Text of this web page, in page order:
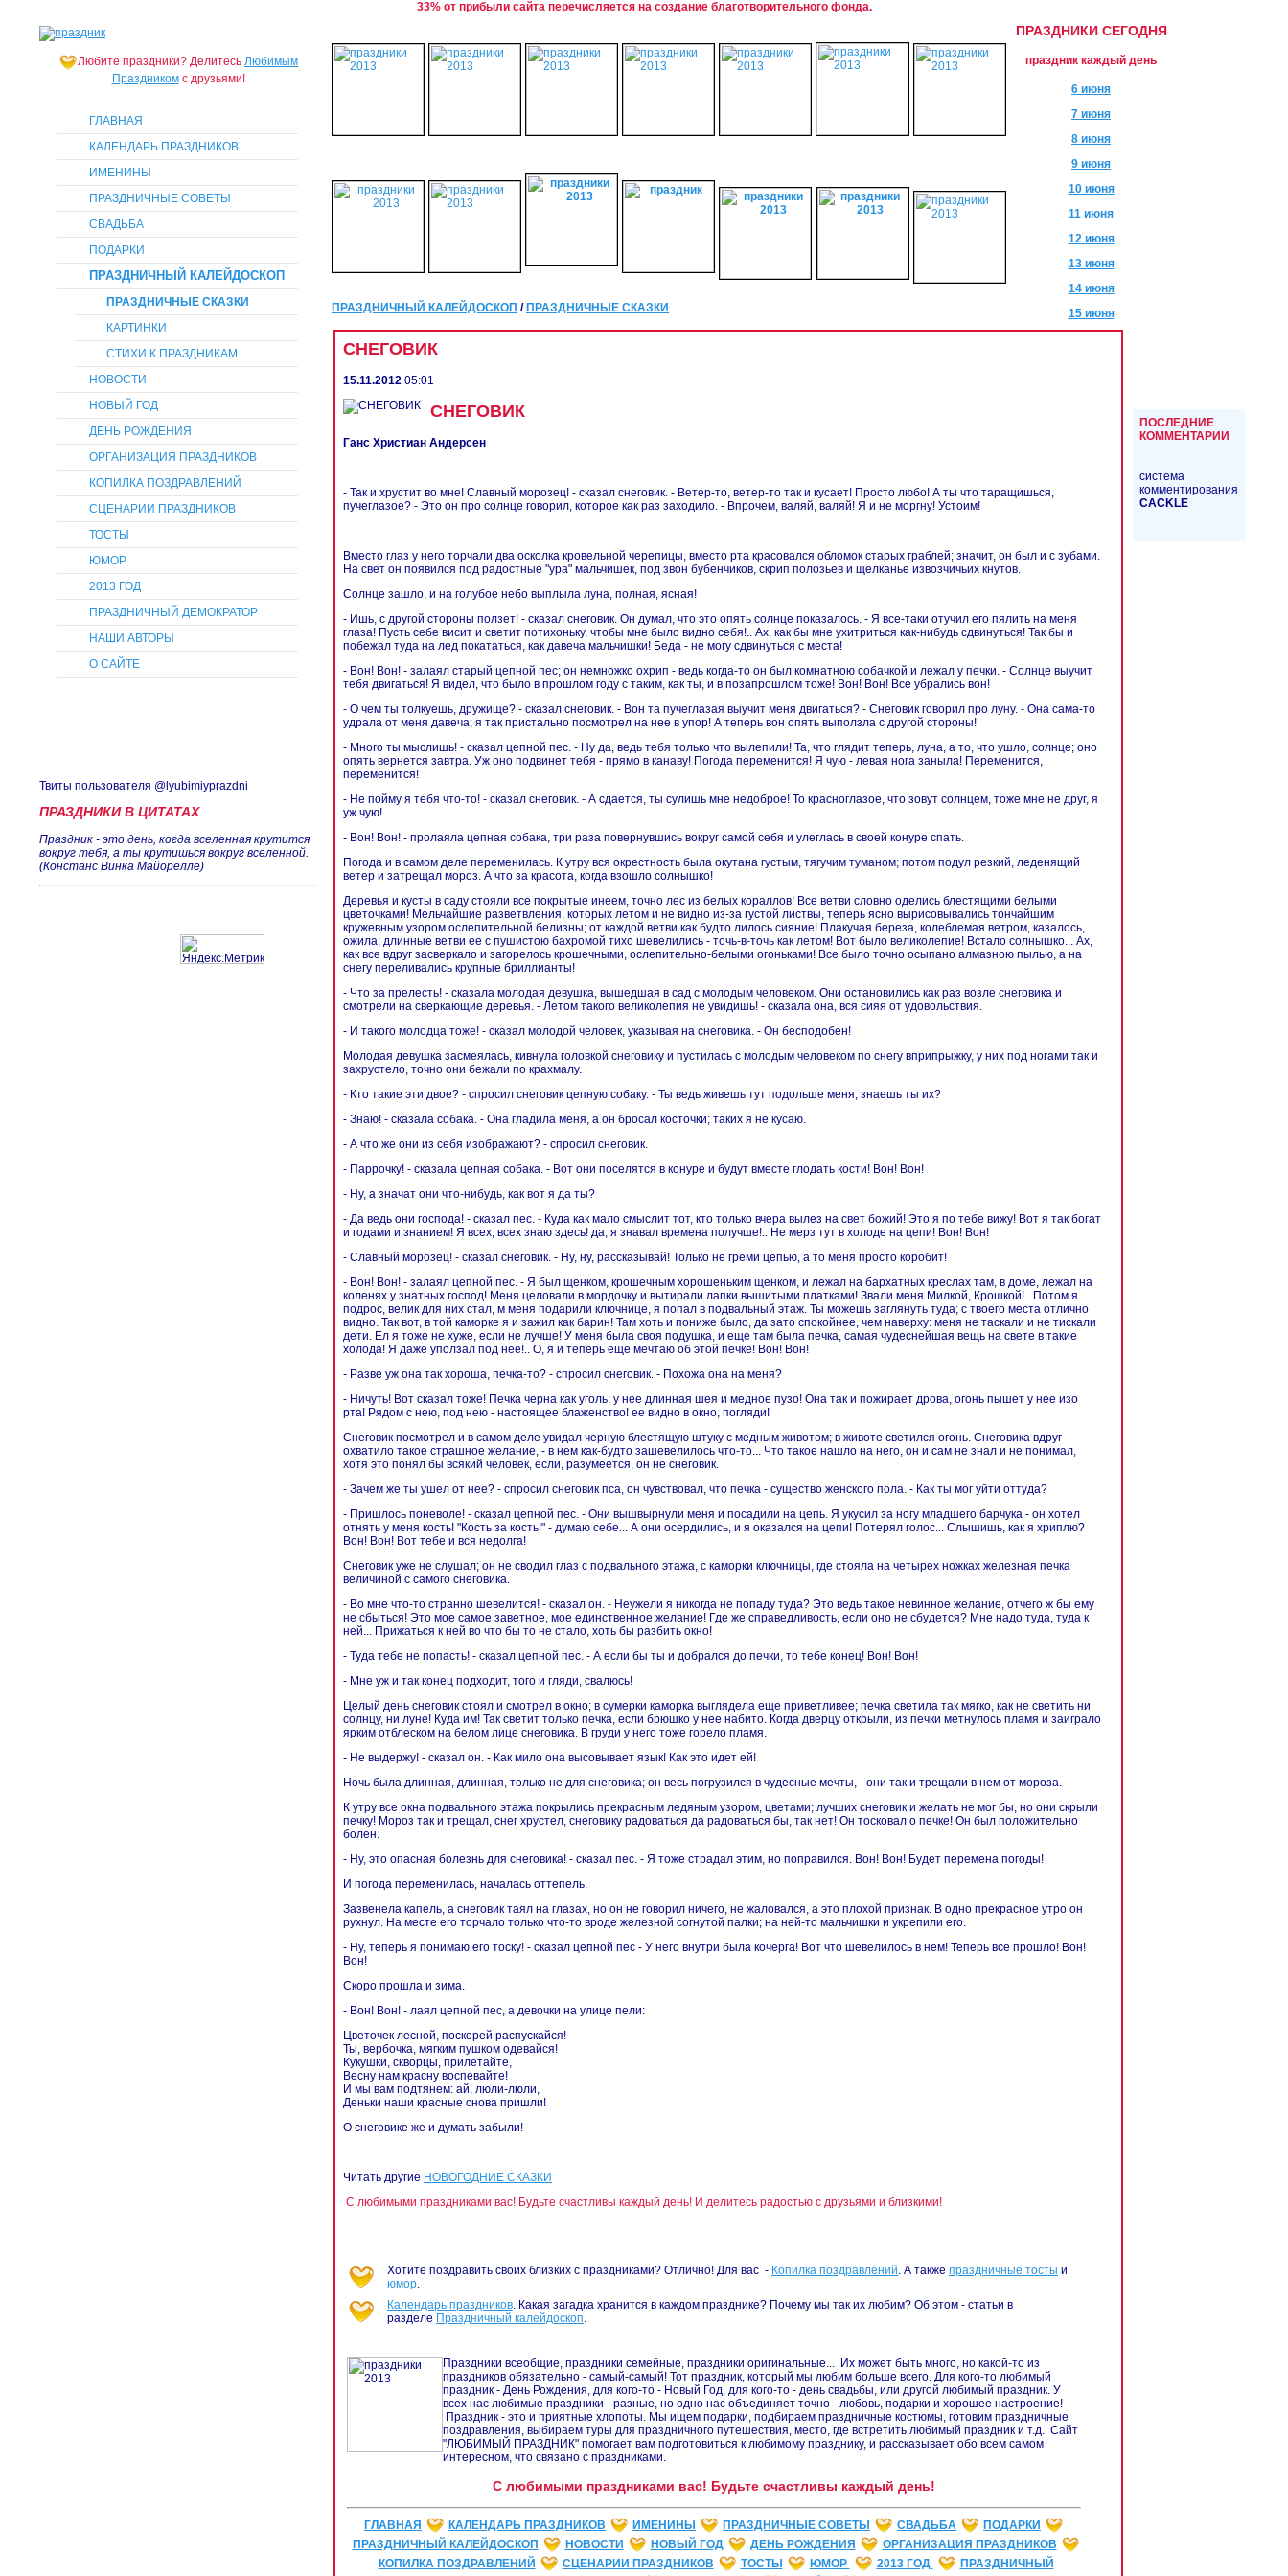
33% от прибыли сайта перечисляется на создание благотворительного фонда.
Любите праздники? Делитесь Любимым
Праздником с друзьями!
ГЛАВНАЯ
КАЛЕНДАРЬ ПРАЗДНИКОВ
ИМЕНИНЫ
ПРАЗДНИЧНЫЕ СОВЕТЫ
СВАДЬБА
ПОДАРКИ
ПРАЗДНИЧНЫЙ КАЛЕЙДОСКОП
ПРАЗДНИЧНЫЕ СКАЗКИ
КАРТИНКИ
СТИХИ К ПРАЗДНИКАМ
НОВОСТИ
НОВЫЙ ГОД
ДЕНЬ РОЖДЕНИЯ
ОРГАНИЗАЦИЯ ПРАЗДНИКОВ
КОПИЛКА ПОЗДРАВЛЕНИЙ
СЦЕНАРИИ ПРАЗДНИКОВ
ТОСТЫ
ЮМОР
2013 ГОД
ПРАЗДНИЧНЫЙ ДЕМОКРАТОР
НАШИ АВТОРЫ
О САЙТЕ
Твиты пользователя @lyubimiyprazdni
ПРАЗДНИКИ В ЦИТАТАХ
Праздник - это день, когда вселенная крутится
вокруг тебя, а ты крутишься вокруг вселенной.
(Констанс Винка Майорелле)
ПРАЗДНИКИ СЕГОДНЯ
праздник каждый день
6 июня
7 июня
8 июня
9 июня
10 июня
11 июня
12 июня
13 июня
14 июня
15 июня
ПРАЗДНИЧНЫЙ КАЛЕЙДОСКОП / ПРАЗДНИЧНЫЕ СКАЗКИ
СНЕГОВИК
15.11.2012 05:01
СНЕГОВИК
Ганс Христиан Андерсен
- Так и хрустит во мне! Славный морозец! - сказал снеговик. - Ветер-то, ветер-то так и кусает! Просто любо! А ты что таращишься,
пучеглазое? - Это он про солнце говорил, которое как раз заходило. - Впрочем, валяй, валяй! Я и не моргну! Устоим!
Вместо глаз у него торчали два осколка кровельной черепицы, вместо рта красовался обломок старых граблей; значит, он был и с зубами.
На свет он появился под радостные "ура" мальчишек, под звон бубенчиков, скрип полозьев и щелканье извозчичьих кнутов.
Солнце зашло, и на голубое небо выплыла луна, полная, ясная!
- Ишь, с другой стороны ползет! - сказал снеговик. Он думал, что это опять солнце показалось. - Я все-таки отучил его пялить на меня
глаза! Пусть себе висит и светит потихоньку, чтобы мне было видно себя!.. Ах, как бы мне ухитриться как-нибудь сдвинуться! Так бы и
побежал туда на лед покататься, как давеча мальчишки! Беда - не могу сдвинуться с места!
- Вон! Вон! - залаял старый цепной пес; он немножко охрип - ведь когда-то он был комнатною собачкой и лежал у печки. - Солнце выучит
тебя двигаться! Я видел, что было в прошлом году с таким, как ты, и в позапрошлом тоже! Вон! Вон! Все убрались вон!
- О чем ты толкуешь, дружище? - сказал снеговик. - Вон та пучеглазая выучит меня двигаться? - Снеговик говорил про луну. - Она сама-то
удрала от меня давеча; я так пристально посмотрел на нее в упор! А теперь вон опять выползла с другой стороны!
- Много ты мыслишь! - сказал цепной пес. - Ну да, ведь тебя только что вылепили! Та, что глядит теперь, луна, а то, что ушло, солнце; оно
опять вернется завтра. Уж оно подвинет тебя - прямо в канаву! Погода переменится! Я чую - левая нога заныла! Переменится,
переменится!
- Не пойму я тебя что-то! - сказал снеговик. - А сдается, ты сулишь мне недоброе! То красноглазое, что зовут солнцем, тоже мне не друг, я
уж чую!
- Вон! Вон! - пролаяла цепная собака, три раза повернувшись вокруг самой себя и улеглась в своей конуре спать.
Погода и в самом деле переменилась. К утру вся окрестность была окутана густым, тягучим туманом; потом подул резкий, леденящий
ветер и затрещал мороз. А что за красота, когда взошло солнышко!
Деревья и кусты в саду стояли все покрытые инеем, точно лес из белых кораллов! Все ветви словно оделись блестящими белыми
цветочками! Мельчайшие разветвления, которых летом и не видно из-за густой листвы, теперь ясно вырисовывались тончайшим
кружевным узором ослепительной белизны; от каждой ветви как будто лилось сияние! Плакучая береза, колеблемая ветром, казалось,
ожила; длинные ветви ее с пушистою бахромой тихо шевелились - точь-в-точь как летом! Вот было великолепие! Встало солнышко... Ах,
как все вдруг засверкало и загорелось крошечными, ослепительно-белыми огоньками! Все было точно осыпано алмазною пылью, а на
снегу переливались крупные бриллианты!
- Что за прелесть! - сказала молодая девушка, вышедшая в сад с молодым человеком. Они остановились как раз возле снеговика и
смотрели на сверкающие деревья. - Летом такого великолепия не увидишь! - сказала она, вся сияя от удовольствия.
- И такого молодца тоже! - сказал молодой человек, указывая на снеговика. - Он бесподобен!
Молодая девушка засмеялась, кивнула головкой снеговику и пустилась с молодым человеком по снегу вприпрыжку, у них под ногами так и
захрустело, точно они бежали по крахмалу.
- Кто такие эти двое? - спросил снеговик цепную собаку. - Ты ведь живешь тут подольше меня; знаешь ты их?
- Знаю! - сказала собака. - Она гладила меня, а он бросал косточки; таких я не кусаю.
- А что же они из себя изображают? - спросил снеговик.
- Паррочку! - сказала цепная собака. - Вот они поселятся в конуре и будут вместе глодать кости! Вон! Вон!
- Ну, а значат они что-нибудь, как вот я да ты?
- Да ведь они господа! - сказал пес. - Куда как мало смыслит тот, кто только вчера вылез на свет божий! Это я по тебе вижу! Вот я так богат
и годами и знанием! Я всех, всех знаю здесь! да, я знавал времена получше!.. Не мерз тут в холоде на цепи! Вон! Вон!
- Славный морозец! - сказал снеговик. - Ну, ну, рассказывай! Только не греми цепью, а то меня просто коробит!
- Вон! Вон! - залаял цепной пес. - Я был щенком, крошечным хорошеньким щенком, и лежал на бархатных креслах там, в доме, лежал на
коленях у знатных господ! Меня целовали в мордочку и вытирали лапки вышитыми платками! Звали меня Милкой, Крошкой!.. Потом я
подрос, велик для них стал, м меня подарили ключнице, я попал в подвальный этаж. Ты можешь заглянуть туда; с твоего места отлично
видно. Так вот, в той каморке я и зажил как барин! Там хоть и пониже было, да зато спокойнее, чем наверху: меня не таскали и не тискали
дети. Ел я тоже не хуже, если не лучше! У меня была своя подушка, и еще там была печка, самая чудеснейшая вещь на свете в такие
холода! Я даже уползал под нее!.. О, я и теперь еще мечтаю об этой печке! Вон! Вон!
- Разве уж она так хороша, печка-то? - спросил снеговик. - Похожа она на меня?
- Ничуть! Вот сказал тоже! Печка черна как уголь: у нее длинная шея и медное пузо! Она так и пожирает дрова, огонь пышет у нее изо
рта! Рядом с нею, под нею - настоящее блаженство! ее видно в окно, погляди!
Снеговик посмотрел и в самом деле увидал черную блестящую штуку с медным животом; в животе светился огонь. Снеговика вдруг
охватило такое страшное желание, - в нем как-будто зашевелилось что-то... Что такое нашло на него, он и сам не знал и не понимал,
хотя это понял бы всякий человек, если, разумеется, он не снеговик.
- Зачем же ты ушел от нее? - спросил снеговик пса, он чувствовал, что печка - существо женского пола. - Как ты мог уйти оттуда?
- Пришлось поневоле! - сказал цепной пес. - Они вышвырнули меня и посадили на цепь. Я укусил за ногу младшего барчука - он хотел
отнять у меня кость! "Кость за кость!" - думаю себе... А они осердились, и я оказался на цепи! Потерял голос... Слышишь, как я хриплю?
Вон! Вон! Вот тебе и вся недолга!
Снеговик уже не слушал; он не сводил глаз с подвального этажа, с каморки ключницы, где стояла на четырех ножках железная печка
величиной с самого снеговика.
- Во мне что-то странно шевелится! - сказал он. - Неужели я никогда не попаду туда? Это ведь такое невинное желание, отчего ж бы ему
не сбыться! Это мое самое заветное, мое единственное желание! Где же справедливость, если оно не сбудется? Мне надо туда, туда к
ней... Прижаться к ней во что бы то не стало, хоть бы разбить окно!
- Туда тебе не попасть! - сказал цепной пес. - А если бы ты и добрался до печки, то тебе конец! Вон! Вон!
- Мне уж и так конец подходит, того и гляди, свалюсь!
Целый день снеговик стоял и смотрел в окно; в сумерки каморка выглядела еще приветливее; печка светила так мягко, как не светить ни
солнцу, ни луне! Куда им! Так светит только печка, если брюшко у нее набито. Когда дверцу открыли, из печки метнулось пламя и заиграло
ярким отблеском на белом лице снеговика. В груди у него тоже горело пламя.
- Не выдержу! - сказал он. - Как мило она высовывает язык! Как это идет ей!
Ночь была длинная, длинная, только не для снеговика; он весь погрузился в чудесные мечты, - они так и трещали в нем от мороза.
К утру все окна подвального этажа покрылись прекрасным ледяным узором, цветами; лучших снеговик и желать не мог бы, но они скрыли
печку! Мороз так и трещал, снег хрустел, снеговику радоваться да радоваться бы, так нет! Он тосковал о печке! Он был положительно
болен.
- Ну, это опасная болезнь для снеговика! - сказал пес. - Я тоже страдал этим, но поправился. Вон! Вон! Будет перемена погоды!
И погода переменилась, началась оттепель.
Зазвенела капель, а снеговик таял на глазах, но он не говорил ничего, не жаловался, а это плохой признак. В одно прекрасное утро он
рухнул. На месте его торчало только что-то вроде железной согнутой палки; на ней-то мальчишки и укрепили его.
- Ну, теперь я понимаю его тоску! - сказал цепной пес - У него внутри была кочерга! Вот что шевелилось в нем! Теперь все прошло! Вон!
Вон!
Скоро прошла и зима.
- Вон! Вон! - лаял цепной пес, а девочки на улице пели:
Цветочек лесной, поскорей распускайся!
Ты, вербочка, мягким пушком одевайся!
Кукушки, скворцы, прилетайте,
Весну нам красну воспевайте!
И мы вам подтянем: ай, люли-люли,
Деньки наши красные снова пришли!
О снеговике же и думать забыли!
Читать другие НОВОГОДНИЕ СКАЗКИ
С любимыми праздниками вас! Будьте счастливы каждый день! И делитесь радостью с друзьями и близкими!
Хотите поздравить своих близких с праздниками? Отлично! Для вас - Копилка поздравлений. А также праздничные тосты и
юмор.
Календарь праздников. Какая загадка хранится в каждом празднике? Почему мы так их любим? Об этом - статьи в
разделе Праздничный калейдоскоп.
Праздники всеобщие, праздники семейные, праздники оригинальные... Их может быть много, но какой-то из
праздников обязательно - самый-самый! Тот праздник, который мы любим больше всего. Для кого-то любимый
праздник - День Рождения, для кого-то - Новый Год, для кого-то - день свадьбы, или другой любимый праздник. У
всех нас любимые праздники - разные, но одно нас объединяет точно - любовь, подарки и хорошее настроение!
Праздник - это и приятные хлопоты. Мы ищем подарки, подбираем праздничные костюмы, готовим праздничные
поздравления, выбираем туры для праздничного путешествия, место, где встретить любимый праздник и т.д. Сайт
"ЛЮБИМЫЙ ПРАЗДНИК" помогает вам подготовиться к любимому празднику, и рассказывает обо всем самом
интересном, что связано с праздниками.
С любимыми праздниками вас! Будьте счастливы каждый день!
ГЛАВНАЯ КАЛЕНДАРЬ ПРАЗДНИКОВ ИМЕНИНЫ ПРАЗДНИЧНЫЕ СОВЕТЫ СВАДЬБА
ПОДАРКИ
ПРАЗДНИЧНЫЙ КАЛЕЙДОСКОП
НОВОСТИ НОВЫЙ ГОД ДЕНЬ РОЖДЕНИЯ
ОРГАНИЗАЦИЯ ПРАЗДНИКОВ
КОПИЛКА ПОЗДРАВЛЕНИЙ
СЦЕНАРИИ ПРАЗДНИКОВ ТОСТЫ ЮМОР 2013 ГОД
ПРАЗДНИЧНЫЙ
ПОСЛЕДНИЕ
КОММЕНТАРИИ
система
комментирования
CACKLE